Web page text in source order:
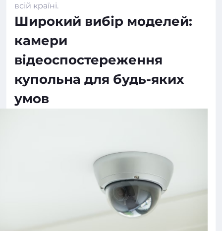
всій країні.
Широкий вибір моделей:
камери
відеоспостереження
купольна для будь-яких
умов